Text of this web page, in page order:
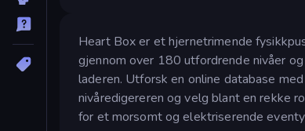
Heart Box er et hjernetrimende
gjennom over 180 utfordrende nivåer
laderen. Utforsk en online database
nivåredigereren og velg blant en rekke
for et morsomt og elektriserende